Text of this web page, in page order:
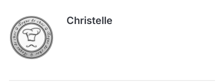
Christelle